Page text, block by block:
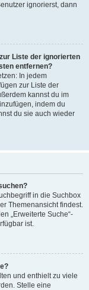
ignorierst, dann
Liste der ignorierten
entfernen?
In jedem
zur Liste der
kannst du im
indem du
du sie auch wieder
in die Suchbox
Themenansicht findest.
„Erweiterte Suche“-
ist.
und enthielt zu viele
Stelle eine